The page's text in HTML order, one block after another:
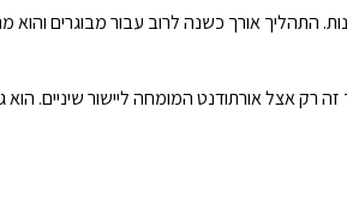
עבור השיניים העליונות והתחתונות. התהליך אורך כשנה לרוב עבור מבוגרים
זה רק אצל אורתודנט המומחה ליישור שיניים. הוא